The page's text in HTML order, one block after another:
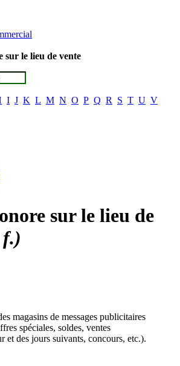
sur le lieu de vente
I J K L M N O P Q R S T U V
sur le lieu de
magasins de messages publicitaires
spéciales, soldes, ventes
et des jours suivants, concours, etc.).